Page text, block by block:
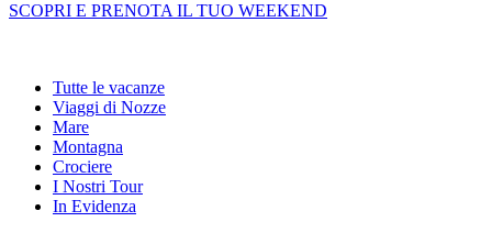
SCOPRI E PRENOTA IL TUO WEEKEND
Tutte le vacanze
Viaggi di Nozze
Mare
Montagna
Crociere
I Nostri Tour
In Evidenza